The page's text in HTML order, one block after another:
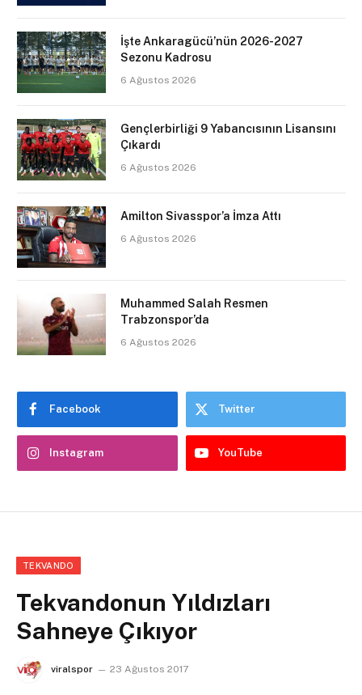
İşte Ankaragücü’nün 2026-2027
Sezonu Kadrosu
6 Ağustos 2026
Gençlerbirliği 9 Yabancısının Lisansını
Çıkardı
6 Ağustos 2026
Amilton Sivasspor’a İmza Attı
6 Ağustos 2026
Muhammed Salah Resmen
Trabzonspor’da
6 Ağustos 2026
Facebook Twitter
Instagram YouTube
TEKVANDO
Tekvandonun Yıldızları
Sahneye Çıkıyor
viralspor 23 Ağustos 2017